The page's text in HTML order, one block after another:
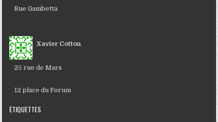
Rue Gambetta
Xavier Cotton
25 rue de Mars
12 place du Forum
ÉTIQUETTES